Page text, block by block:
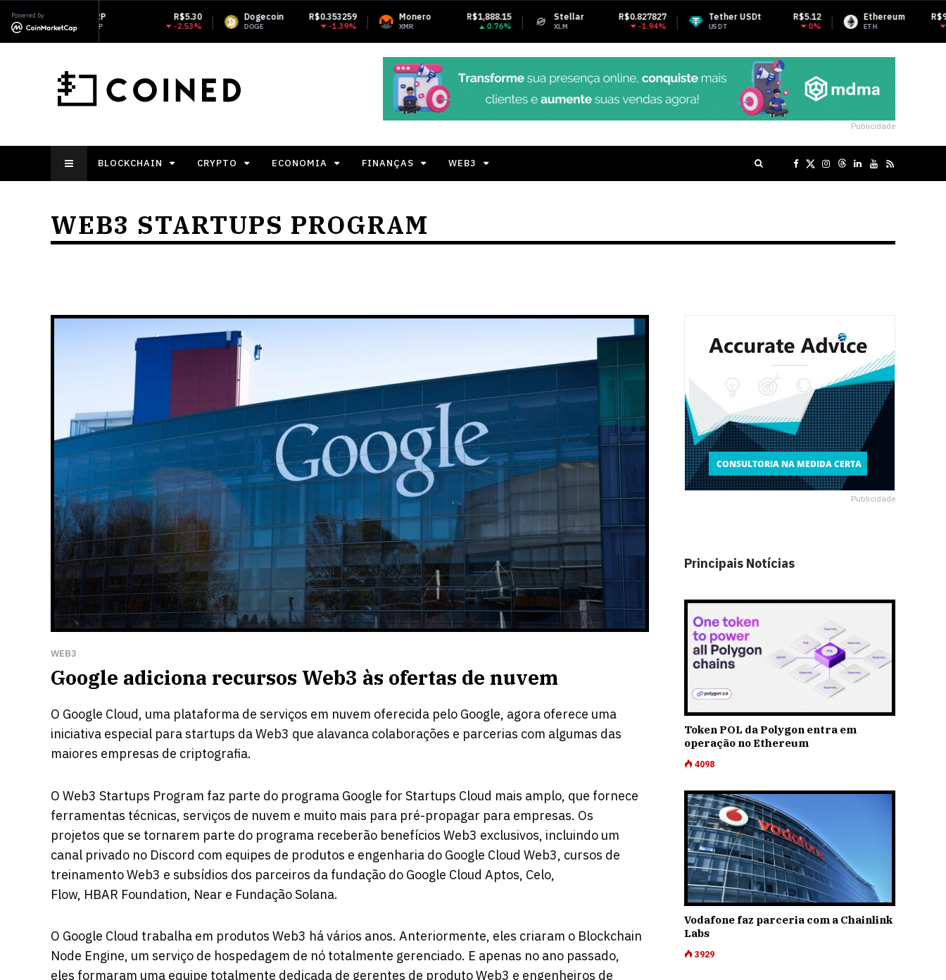
Powered by
XRP R$5.30
XRP -2.53%
Dogecoin R$0.353259
DOGE -1.39%
Monero R$1,888.15
XMR 0.76%
Stellar R$0.827827
XLM -1.94%
Tether USDt R$5.12
USDT 0%
Ethereum R$9,751.30
-0.22% BNB
Publicidade
BLOCKCHAIN CRYPTO ECONOMIA FINANÇAS WEB3
WEB3 STARTUPS PROGRAM
WEB3
Google adiciona recursos Web3 às ofertas de nuvem
O Google Cloud, uma plataforma de serviços em nuvem oferecida pelo Google, agora oferece uma
iniciativa especial para startups da Web3 que alavanca colaborações e parcerias com algumas das
maiores empresas de criptografia.
O Web3 Startups Program faz parte do programa Google for Startups Cloud mais amplo, que fornece
ferramentas técnicas, serviços de nuvem e muito mais para pré-propagar para empresas. Os
projetos que se tornarem parte do programa receberão benefícios Web3 exclusivos, incluindo um
canal privado no Discord com equipes de produtos e engenharia do Google Cloud Web3, cursos de
treinamento Web3 e subsídios dos parceiros da fundação do Google Cloud Aptos, Celo,
Flow, HBAR Foundation, Near e Fundação Solana.
O Google Cloud trabalha em produtos Web3 há vários anos. Anteriormente, eles criaram o Blockchain
Node Engine, um serviço de hospedagem de nó totalmente gerenciado. E apenas no ano passado,
eles formaram uma equipe totalmente dedicada de gerentes de produto Web3 e engenheiros de
Publicidade
Principais Notícias
Token POL da Polygon entra em
operação no Ethereum
4098
Vodafone faz parceria com a Chainlink
Labs
3929